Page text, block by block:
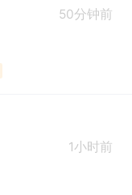
50分钟前
1小时前